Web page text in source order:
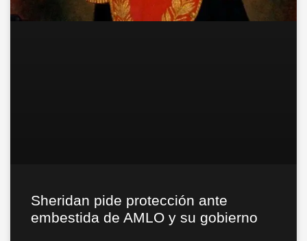
Sheridan pide protección ante
embestida de AMLO y su gobierno